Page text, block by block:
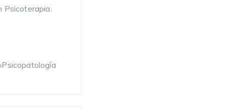
Psicoterapia.